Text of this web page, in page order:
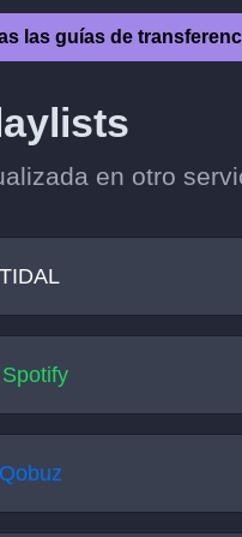
las guías de
en otro
TIDAL
Spotify
Qobuz